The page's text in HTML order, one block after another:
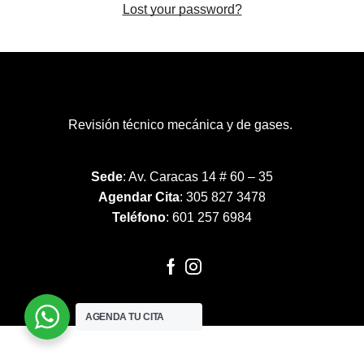
Lost your password?
Revisión técnico mecánica y de gases.
Sede: Av. Caracas 14 # 60 – 35
Agendar Cita: 305 827 3478
Teléfono: 601 257 6984
AGENDA TU CITA